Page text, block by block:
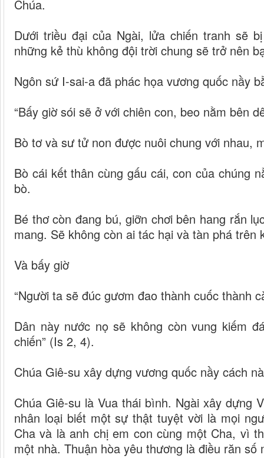
Chúa.
Dưới triều đại của Ngài, lửa chiến tranh sẽ
những kẻ thù không đội trời chung sẽ trở nên
Ngôn sứ I-sai-a đã phác họa vương quốc nầy
“Bấy giờ sói sẽ ở với chiên con, beo nằm bên
Bò tơ và sư tử non được nuôi chung với nhau,
Bò cái kết thân cùng gấu cái, con của chúng
bò.
Bé thơ còn đang bú, giỡn chơi bên hang rắn
mang. Sẽ không còn ai tác hại và tàn phá
Và bấy giờ
“Người ta sẽ đúc gươm đao thành cuốc thành
Dân này nước nọ sẽ không còn vung kiếm
chiến” (Is 2, 4).
Chúa Giê-su xây dựng vương quốc nầy cách
Chúa Giê-su là Vua thái bình. Ngài xây dựng
nhân loại biết một sự thật tuyệt vời là mọi
Cha và là anh chị em con cùng một Cha, vì
một nhà. Thuận hòa yêu thương là điều răn